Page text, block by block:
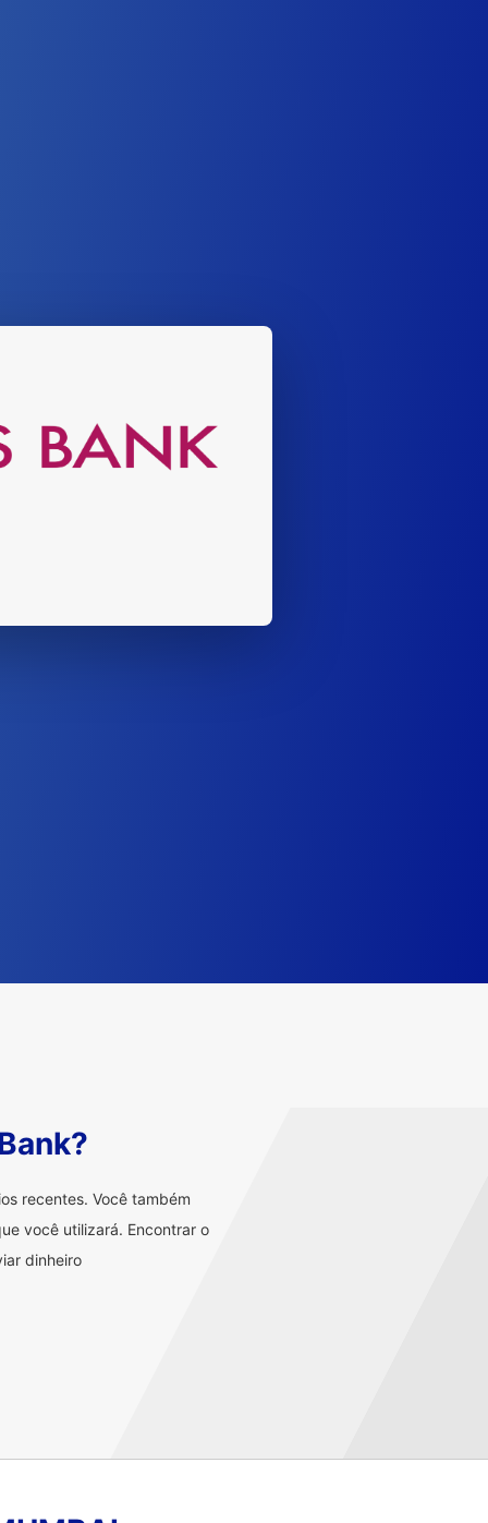
recentes. Você também
você utilizará. Encontrar o
dinheiro